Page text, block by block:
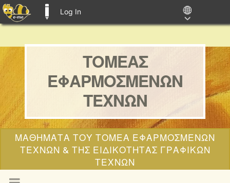
Log In
ΤΟΜΕΑΣ
ΕΦΑΡΜΟΣΜΕΝΩΝ
ΤΕΧΝΩΝ
ΜΑΘΗΜΑΤΑ ΤΟΥ ΤΟΜΕΑ ΕΦΑΡΜΟΣΜΕΝΩΝ
ΤΕΧΝΩΝ & ΤΗΣ ΕΙΔΙΚΟΤΗΤΑΣ ΓΡΑΦΙΚΩΝ
ΤΕΧΝΩΝ